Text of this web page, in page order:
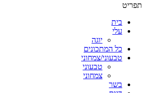
תפריט
בית
עלי
יוגה
כל המתכונים
טבעוני/צמחוני
טבעוני
צמחוני
בשר